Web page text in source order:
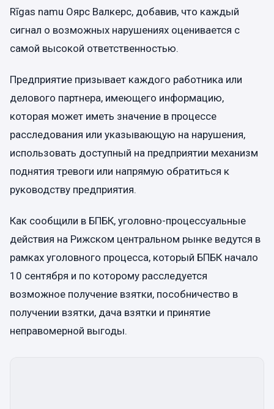
Rīgas namu Оярс Валкерс, добавив, что каждый
сигнал о возможных нарушениях оценивается с
самой высокой ответственностью.
Предприятие призывает каждого работника или
делового партнера, имеющего информацию,
которая может иметь значение в процессе
расследования или указывающую на нарушения,
использовать доступный на предприятии механизм
поднятия тревоги или напрямую обратиться к
руководству предприятия.
Как сообщили в БПБК, уголовно-процессуальные
действия на Рижском центральном рынке ведутся в
рамках уголовного процесса, который БПБК начало
10 сентября и по которому расследуется
возможное получение взятки, пособничество в
получении взятки, дача взятки и принятие
неправомерной выгоды.